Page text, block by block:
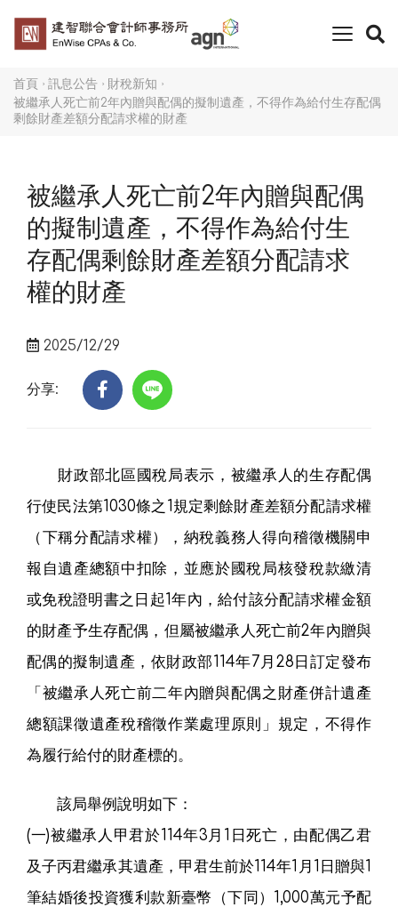
toggle
首頁 訊息公告
財稅新知
被繼承人死亡前2年內贈與配偶的擬制遺產，不得作為給付生存配偶
剩餘財產差額分配請求權的財產
被繼承人死亡前2年內贈與配偶
的擬制遺產，不得作為給付生
存配偶剩餘財產差額分配請求
權的財產
2025/12/29
分享:
財政部北區國稅局表示，被繼承人的生存配偶
行使民法第1030條之1規定剩餘財產差額分配請求權
（下稱分配請求權），納稅義務人得向稽徵機關申
報自遺產總額中扣除，並應於國稅局核發稅款繳清
或免稅證明書之日起1年內，給付該分配請求權金額
的財產予生存配偶，但屬被繼承人死亡前2年內贈與
配偶的擬制遺產，依財政部114年7月28日訂定發布
「被繼承人死亡前二年內贈與配偶之財產併計遺產
總額課徵遺產稅稽徵作業處理原則」規定，不得作
為履行給付的財產標的。
該局舉例說明如下：
(一)被繼承人甲君於114年3月1日死亡，由配偶乙君
及子丙君繼承其遺產，甲君生前於114年1月1日贈與1
筆結婚後投資獲利款新臺幣（下同）1,000萬元予配